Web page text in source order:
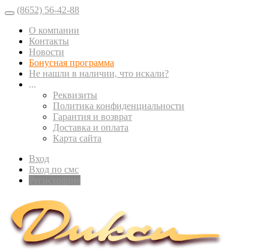
(8652) 56-42-88
О компании
Контакты
Новости
Бонусная программа
Не нашли в наличии, что искали?
...
Реквизиты
Политика конфиденциальности
Гарантия и возврат
Доставка и оплата
Карта сайта
Вход
Вход по смс